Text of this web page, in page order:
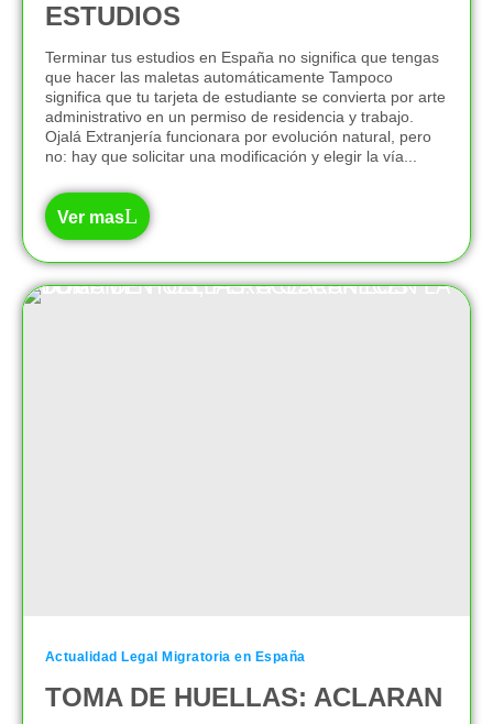
ESTUDIOS
Terminar tus estudios en España no significa que tengas
que hacer las maletas automáticamente Tampoco
significa que tu tarjeta de estudiante se convierta por arte
administrativo en un permiso de residencia y trabajo.
Ojalá Extranjería funcionara por evolución natural, pero
no: hay que solicitar una modificación y elegir la vía...
Ver mas
Actualidad Legal Migratoria en España
TOMA DE HUELLAS: ACLARAN